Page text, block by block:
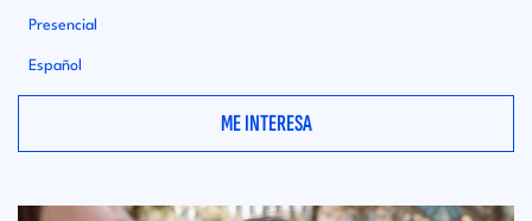
Presencial
Español
ME INTERESA